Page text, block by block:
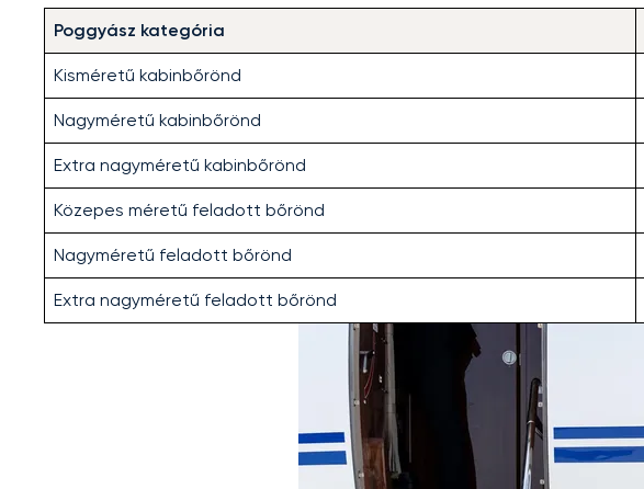
Poggyász kategória
Kisméretű kabinbőrönd
Nagyméretű kabinbőrönd
Extra nagyméretű kabinbőrönd
Közepes méretű feladott bőrönd
Nagyméretű feladott bőrönd
Extra nagyméretű feladott bőrönd